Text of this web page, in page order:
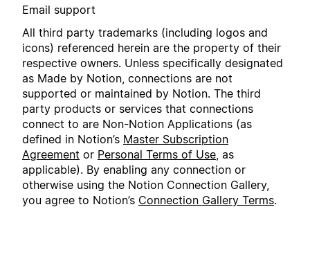
Email support
All third party trademarks (including logos and
icons) referenced herein are the property of their
respective owners. Unless specifically designated
as Made by Notion, connections are not
supported or maintained by Notion. The third
party products or services that connections
connect to are Non-Notion Applications (as
defined in Notion’s Master Subscription
Agreement or Personal Terms of Use , as
applicable). By enabling any connection or
otherwise using the Notion Connection Gallery,
you agree to Notion’s Connection Gallery Terms.